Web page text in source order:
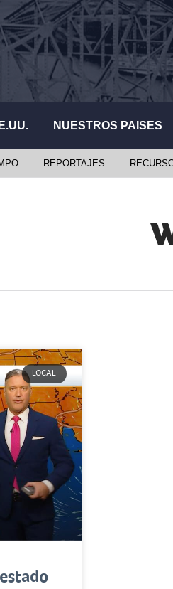
NUESTROS PAISES
REPORTAJES
LOCAL